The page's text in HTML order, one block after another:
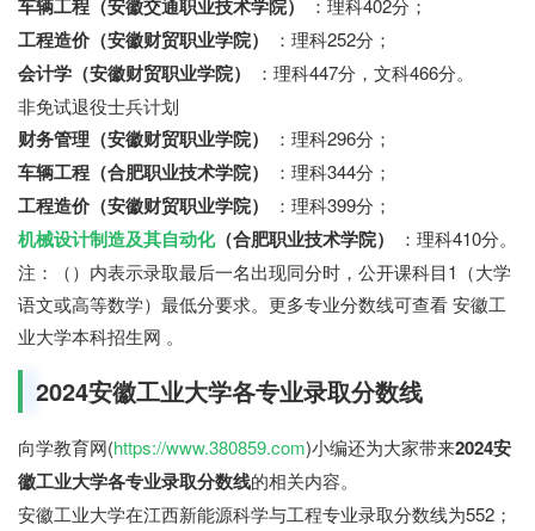
车辆工程（安徽交通职业技术学院） ：理科402分；
工程造价（安徽财贸职业学院） ：理科252分；
会计学（安徽财贸职业学院）
：理科447分，文科466分。
非免试退役士兵计划
财务管理（安徽财贸职业学院） ：理科296分；
车辆工程（合肥职业技术学院） ：理科344分；
工程造价（安徽财贸职业学院） ：理科399分；
机械设计制造及其自动化（合肥职业技术学院）
：理科410分。
注：（）内表示录取最后一名出现同分时，公开课科目1（大学
语文或高等数学）最低分要求。更多专业分数线可查看 安徽工
业大学本科招生网 。
2024安徽工业大学各专业录取分数线
向学教育网(https://www.380859.com)小编还为大家带来2024安
徽工业大学各专业录取分数线的相关内容。
安徽工业大学在江西新能源科学与工程专业录取分数线为552；